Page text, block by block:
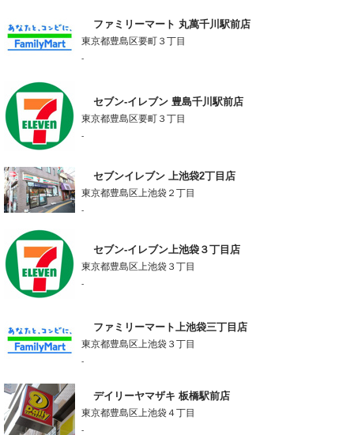
ファミリーマート 丸萬千川駅前店
東京都豊島区要町３丁目
-
セブン-イレブン 豊島千川駅前店
東京都豊島区要町３丁目
-
セブンイレブン 上池袋2丁目店
東京都豊島区上池袋２丁目
-
セブン-イレブン上池袋３丁目店
東京都豊島区上池袋３丁目
-
ファミリーマート上池袋三丁目店
東京都豊島区上池袋３丁目
-
デイリーヤマザキ 板橋駅前店
東京都豊島区上池袋４丁目
-